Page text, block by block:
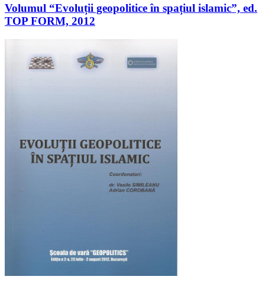
Volumul “Evoluții geopolitice în spațiul islamic”, ed.
TOP FORM, 2012